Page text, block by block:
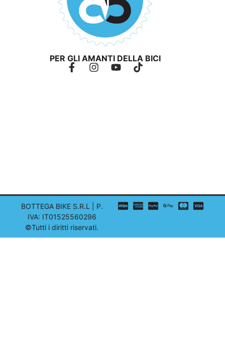
PER GLI AMANTI DELLA BICI
BOTTEGA BIKE S.R.L | P.
IVA: IT01525560296
©Tutti i diritti riservati.